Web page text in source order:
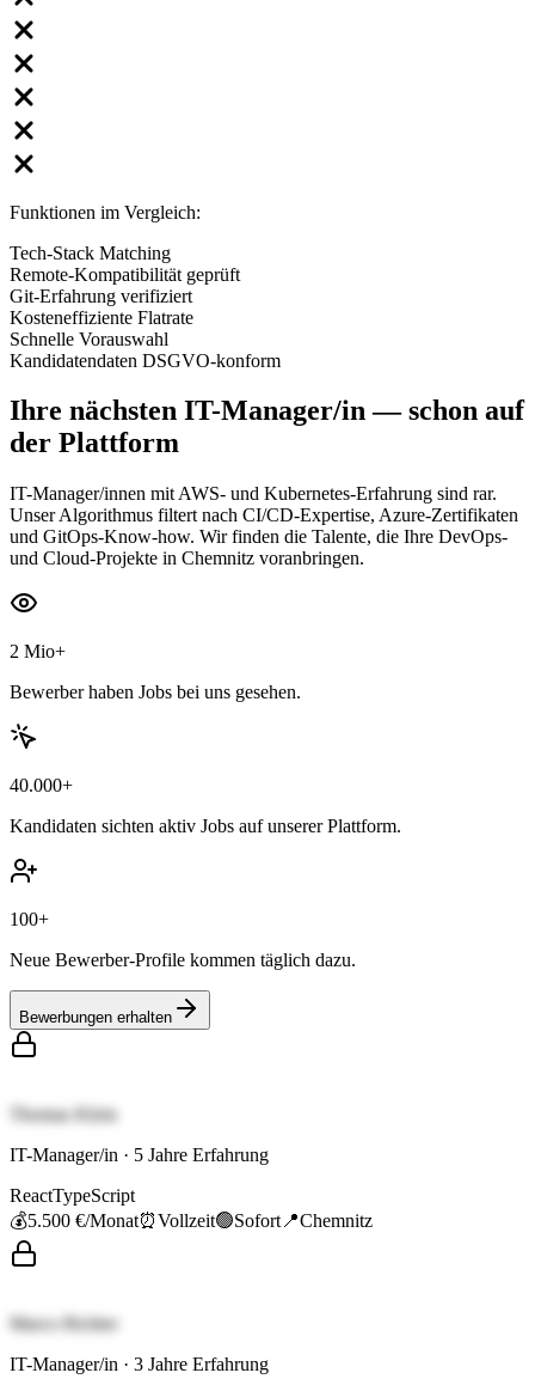
Funktionen im Vergleich:
Tech-Stack Matching
Remote-Kompatibilität geprüft
Git-Erfahrung verifiziert
Kosteneffiziente Flatrate
Schnelle Vorauswahl
Kandidatendaten DSGVO-konform
Ihre nächsten IT-Manager/in— schon auf
der Plattform
IT-Manager/innen mit AWS- und Kubernetes-Erfahrung sind rar.
Unser Algorithmus filtert nach CI/CD-Expertise, Azure-Zertifikaten
und GitOps-Know-how. Wir finden die Talente, die Ihre DevOps-
und Cloud-Projekte in Chemnitz voranbringen.
2 Mio+
Bewerber haben Jobs bei uns gesehen.
40.000+
Kandidaten sichten aktiv Jobs auf unserer Plattform.
100+
Neue Bewerber-Profile kommen täglich dazu.
Bewerbungen erhalten
Thomas Klein
IT-Manager/in · 5 Jahre Erfahrung
ReactTypeScript
💰5.500 €/Monat⏰Vollzeit🟢Sofort 📍Chemnitz
Marco Richter
IT-Manager/in · 3 Jahre Erfahrung